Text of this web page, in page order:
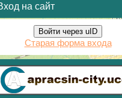
на сайт
Войти через uID
Старая форма входа